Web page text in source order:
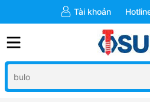
Tài khoản